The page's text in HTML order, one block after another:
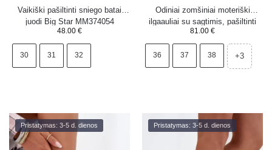
Vaikiški pašiltinti sniego batai
juodi Big Star MM374054
48.00 €
30 31 32
Odiniai zomšiniai moteriški
ilgaauliai su sagtimis, pašiltinti
Big Star OO274A182, smėlio
spalvos
81.00 €
36 37 38 +3
Pristatymas: 3-5 d. dienos Pristatymas: 3-5 d. dienos